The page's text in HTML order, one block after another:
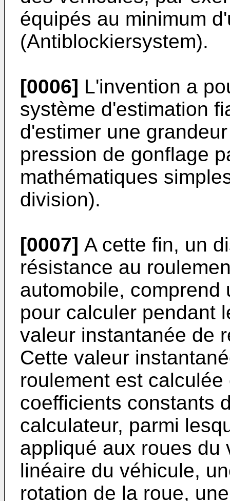
équipés au minimum
(Antiblockiersystem).
[0006] L'invention a
système d'estimation
d'estimer une
pression de gonflage
mathématiques
division).
[0007] A cette fin, un
résistance au
automobile,
pour calculer pendant
valeur instantanée de
Cette valeur
roulement est
coefficients constants
calculateur, parmi
appliqué aux roues du
linéaire du véhicule,
rotation de la roue,